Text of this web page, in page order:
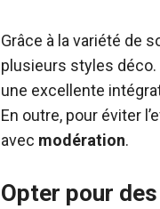
Grâce à la variété de
plusieurs styles déco.
une excellente
En outre, pour éviter
avec modération.
Opter pour